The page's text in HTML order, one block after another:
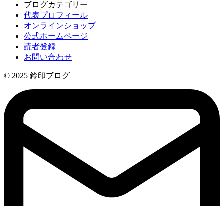
ブログカテゴリー
代表プロフィール
オンラインショップ
公式ホームページ
読者登録
お問い合わせ
© 2025 鈴印ブログ